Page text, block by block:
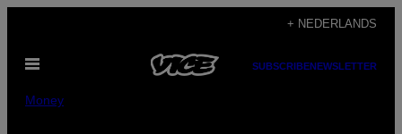
de
inhoud
+ NEDERLANDS
Open
SUBSCRIBENEWSLETTER
Money